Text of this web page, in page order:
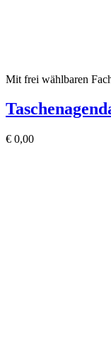
Mit frei wählbaren
€ 0,00